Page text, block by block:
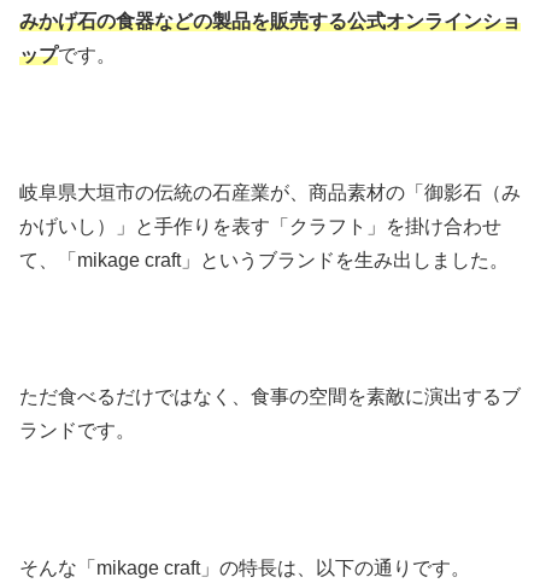
みかげ石の食器などの製品を販売する公式オンラインショ
ップです。
岐阜県大垣市の伝統の石産業が、商品素材の「御影石（み
かげいし）」と手作りを表す「クラフト」を掛け合わせ
て、「mikage craft」というブランドを生み出しました。
ただ食べるだけではなく、食事の空間を素敵に演出するブ
ランドです。
そんな「mikage craft」の特長は、以下の通りです。